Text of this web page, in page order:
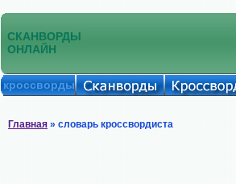
СКАНВОРДЫ
ОНЛАЙН
кроссворды
Главная » словарь кроссвордиста